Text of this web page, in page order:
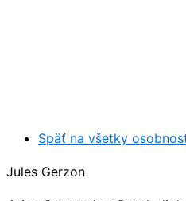
Späť na všetky
Jules Gerzon